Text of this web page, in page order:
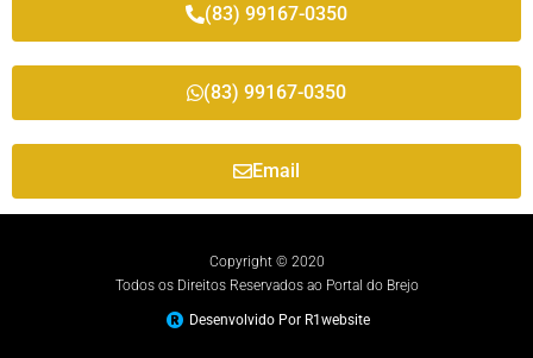
(83) 99167-0350
(83) 99167-0350
Email
Copyright © 2020
Todos os Direitos Reservados ao Portal do Brejo
Desenvolvido Por R1website